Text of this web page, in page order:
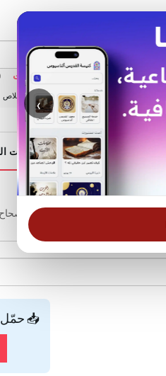
‹
بحث في الويبسايت
الأكثر بحثًا: خبزنا اليومي الخلاص
الرئيسية خدمات
الإصحاح
📥 حمّل